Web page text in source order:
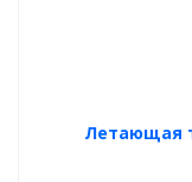
Летающая